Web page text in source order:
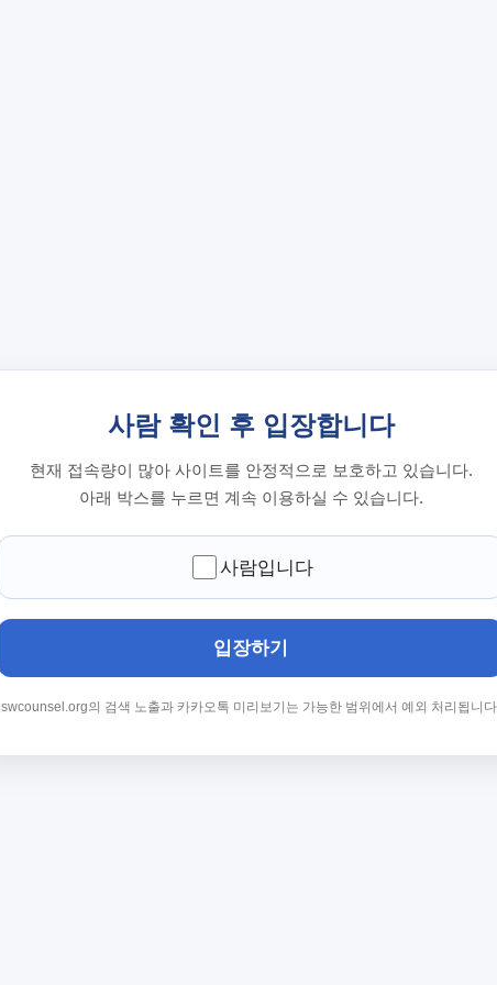
사람 확인 후 입장합니다
현재 접속량이 많아 사이트를 안정적으로 보호하고 있습니다.
아래 박스를 누르면 계속 이용하실 수 있습니다.
사람입니다
입장하기
swcounsel.org의 검색 노출과 카카오톡 미리보기는 가능한 범위에서 예외 처리됩니